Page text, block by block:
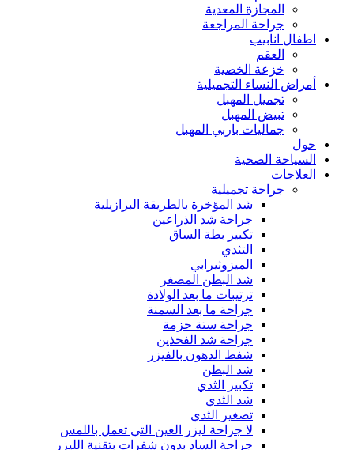
المجازة المعدية
جراحة المراجعة
اطفال انابيب
العقم
خزعة الخصية
أمراض النساء التجميلية
تجميل المهبل
تبيض المهبل
جماليات باربي المهبل
حول
السياحة الصحية
العلاجات
جراحة تجميلية
شد المؤخرة بالطريقة البرازيلية
جراحة شد الذراعين
تكبير بطة الساق
التثدي
الميزوثيرابي
شد البطن المصغر
ترتيبات ما بعد الولادة
جراحة ما بعد السمنة
جراحة ستة حزمة
جراحة شد الفخذين
شفط الدهون بالفيزر
شد البطن
تكبير الثدي
شد الثدي
تصغير الثدي
لا جراحة ليزر العين التي تعمل باللمس
جراحة الساد بدون شفرات بتقنية الليزر